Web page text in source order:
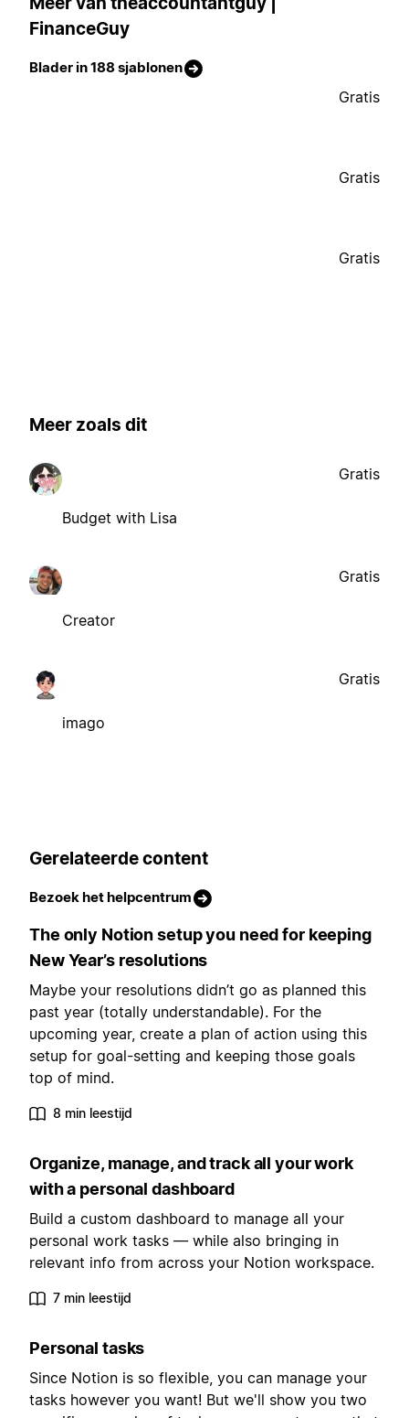
FinanceGuy
Blader in 188 sjablonen
Gratis
Gratis
Gratis
Meer zoals dit
Budget with Lisa
Gratis
Creator
Gratis
imago
Gratis
Gerelateerde content
Bezoek het helpcentrum
The only Notion setup you need for keeping
New Year’s resolutions
Maybe your resolutions didn’t go as planned this
past year (totally understandable). For the
upcoming year, create a plan of action using this
setup for goal-setting and keeping those goals
top of mind.
8 min leestijd
Organize, manage, and track all your work
with a personal dashboard
Build a custom dashboard to manage all your
personal work tasks — while also bringing in
relevant info from across your Notion workspace.
7 min leestijd
Personal tasks
Since Notion is so flexible, you can manage your
tasks however you want! But we'll show you two